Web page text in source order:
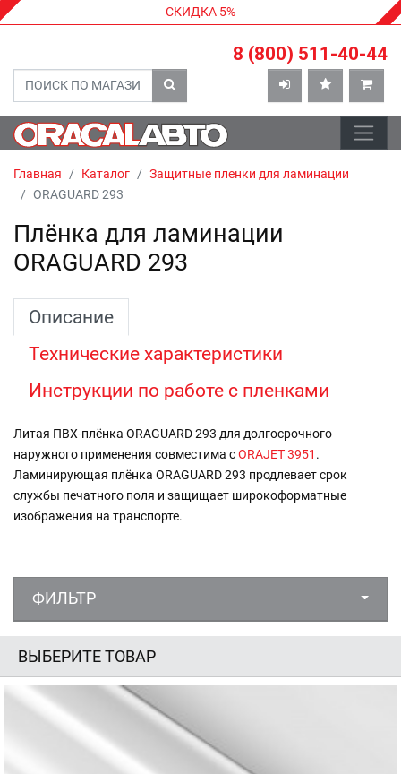
СКИДКА 5%
8 (800) 511-40-44
Главная Каталог
Защитные пленки для ламинации
ORAGUARD 293
Плёнка для ламинации
ORAGUARD 293
Описание
Технические характеристики
Инструкции по работе с пленками
Литая ПВХ-плёнка ORAGUARD 293 для долгосрочного
наружного применения совместима сORAJET 3951 .
Ламинирующая плёнка ORAGUARD 293 продлевает срок
службы печатного поля и защищает широкоформатные
изображения на транспорте.
ФИЛЬТР
ВЫБЕРИТЕ ТОВАР